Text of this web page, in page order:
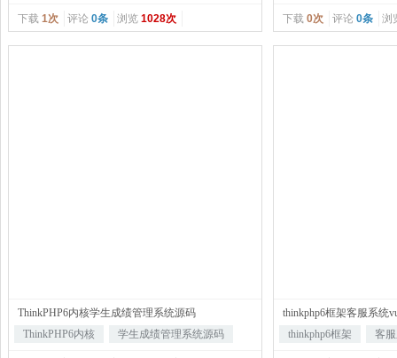
下载 1次 评论 0条 浏览 1028次
ThinkPHP6内核学生成绩管理系统源码
ThinkPHP6内核
学生成绩管理系统源码
下载 0次 评论 0条 浏
thinkphp6框架客服系统
thinkphp6框架
客